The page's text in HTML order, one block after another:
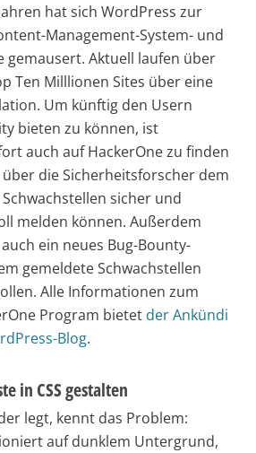
hat sich WordPress zur
Management-System- und
gemausert. Aktuell laufen über
Ten Milllionen Sites über eine
Um künftig den Usern
bieten zu können, ist
auch auf HackerOne zu finden
die Sicherheitsforscher dem
sicher und
melden können. Außerdem
ein neues Bug-Bounty-
gemeldete Schwachstellen
Alle Informationen zum
Program bietet der Ankündi
Blog.
in CSS gestalten
legt, kennt das Problem:
auf dunklem Untergrund,